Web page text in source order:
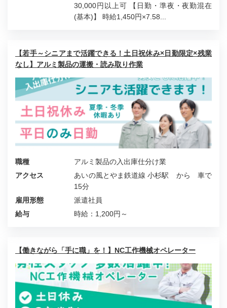
30,000円以上可 【日勤・準夜・夜勤混在
(基本)】 時給1,450円×7.58...
【若手～シニアまで活躍できる！土日祝休み×日勤限定×残業
なし】アルミ製品の運搬・読み取り作業
職種
アルミ製品の入出庫仕分け業
アクセス
あいの風とやま鉄道線 小杉駅 から 車で
15分
雇用形態
派遣社員
給与
時給：1,200円～
【働きながら「手に職」を！】NC工作機械オペレーター